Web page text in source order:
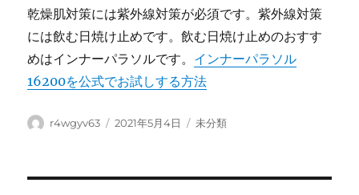
乾燥肌対策には紫外線対策が必須です。紫外線対策
には飲む日焼け止めです。飲む日焼け止めのおすす
めはインナーパラソルです。 インナーパラソル
16200を公式でお試しする方法
Author
r4wgyv63
Posted
2021年5月4日 Categories
未分類